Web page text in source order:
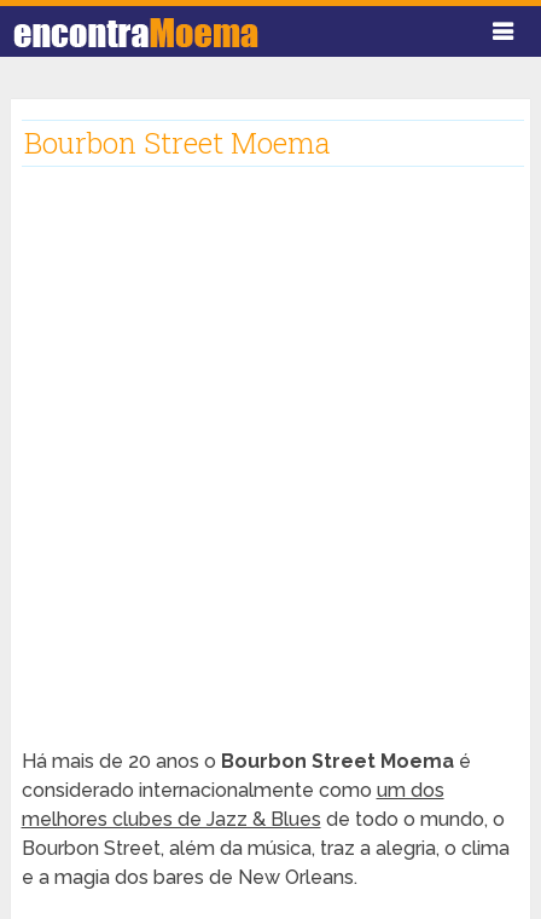
Bourbon Street Moema
Há mais de 20 anos o Bourbon Street Moema é
considerado internacionalmente como um dos
melhores clubes de Jazz & Blues de todo o mundo, o
Bourbon Street, além da música, traz a alegria, o clima
e a magia dos bares de New Orleans.